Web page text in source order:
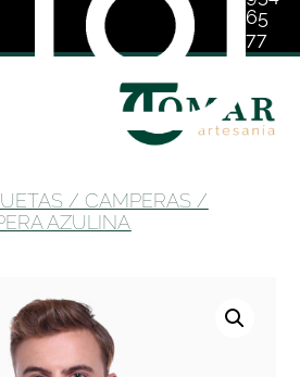
65
77
01
/CAMPERAS /
AZULINA